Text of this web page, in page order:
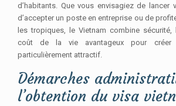
d’habitants. Que vous envisagiez de lancer
d’accepter un poste en entreprise ou de
les tropiques, le Vietnam combine
coût de la vie avantageux pour
particulièrement attractif.
Démarches
l’obtention du visa